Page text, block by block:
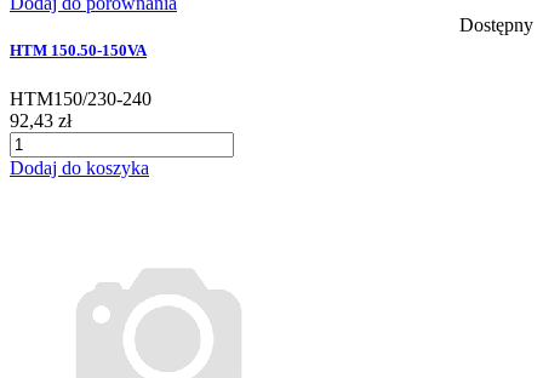
Dostępny
HTM 150.50-150VA
HTM150/230-240
92,43 zł
Dodaj do koszyka